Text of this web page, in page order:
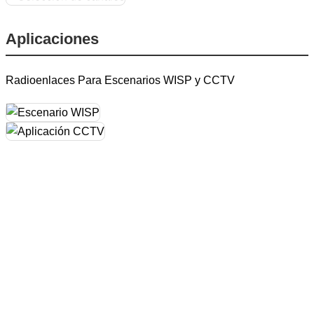
Aplicaciones
Radioenlaces Para Escenarios WISP y CCTV